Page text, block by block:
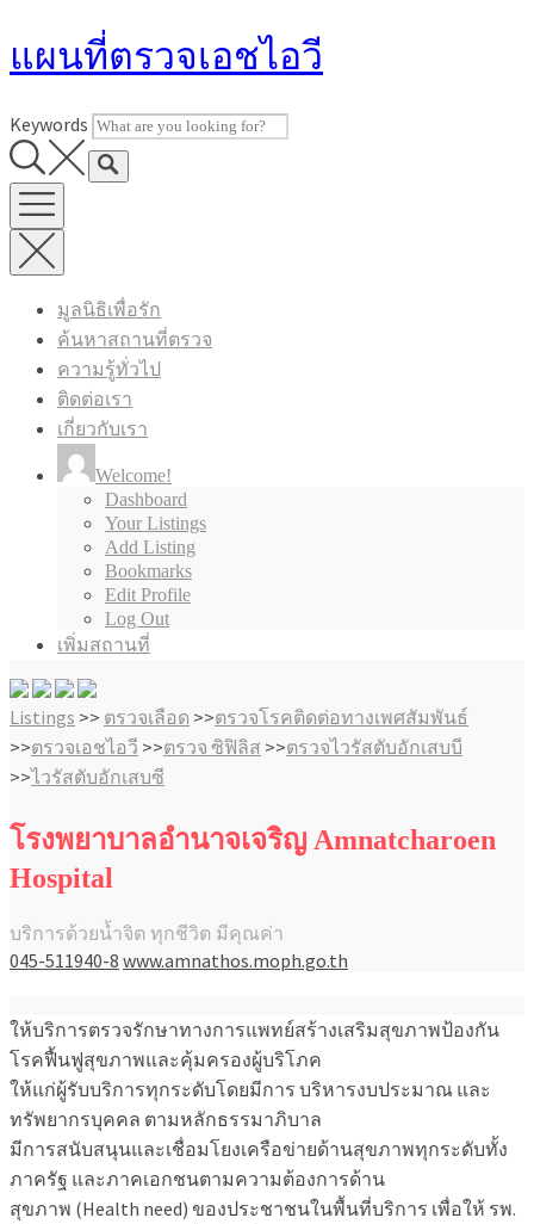
to
แผนที่ตรวจเอชไอวี
Keywords
มูลนิธิเพื่อรัก
ค้นหาสถานที่ตรวจ
ความรู้ทั่วไป
ติดต่อเรา
เกี่ยวกับเรา
Welcome!
Dashboard
Your Listings
Add Listing
Bookmarks
Edit Profile
Log Out
เพิ่มสถานที่
Listings >> ตรวจเลือด >>ตรวจโรคติดต่อทางเพศสัมพันธ์
>>ตรวจเอชไอวี >>ตรวจ ซิฟิลิส >>ตรวจไวรัสตับอักเสบบี
>>ไวรัสตับอักเสบซี
โรงพยาบาลอํานาจเจริญ Amnatcharoen
Hospital
บริการด้วยน้ำจิต ทุกชีวิต มีคุณค่า
045-511940-8 www.amnathos.moph.go.th
ให้บริการตรวจรักษาทางการแพทย์สร้างเสริมสุขภาพป้องกัน
โรคฟื้นฟูสุขภาพและคุ้มครองผู้บริโภค
ให้แก่ผู้รับบริการทุกระดับโดยมีการ บริหารงบประมาณ และ
ทรัพยากรบุคคล ตามหลักธรรมาภิบาล
มีการสนับสนุนและเชื่อมโยงเครือข่ายด้านสุขภาพทุกระดับทั้ง
ภาครัฐ และภาคเอกชนตามความต้องการด้าน
สุขภาพ (Health need) ของประชาชนในพื้นที่บริการ เพื่อให้ รพ.